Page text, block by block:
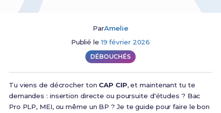
ParAmelie
Publié le19 février 2026
DÉBOUCHÉS
Tu viens de décrocher ton CAP CIP, et maintenant tu te
demandes : insertion directe ou poursuite d'études ? Bac
Pro PLP, MEI, ou même un BP ? Je te guide pour faire le bon